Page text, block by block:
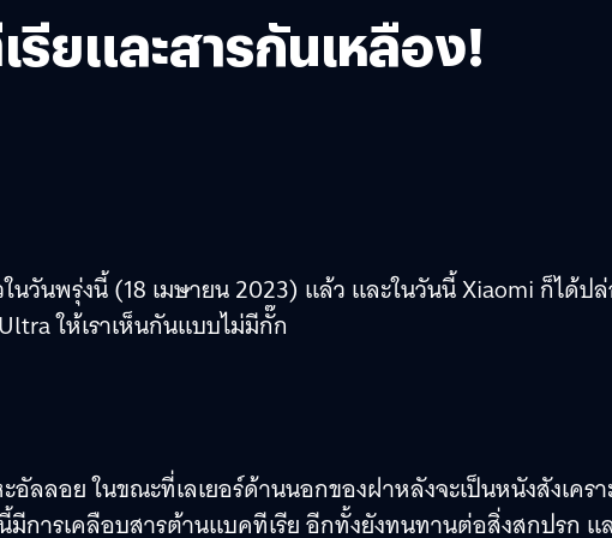
ยและสารกันเหลือง!
นวันพรุ่งนี้ (18 เมษายน 2023) แล้ว และในวันนี้ Xiaomi ก็ได้ป
ให้เราเห็นกันแบบไม่มีกั๊ก
ลลอย ในขณะที่เลเยอร์ด้านนอกของฝาหลังจะเป็นหนังสังเคร
การเคลือบสารต้านแบคทีเรีย อีกทั้งยังทนทานต่อสิ่งสกปรก แ